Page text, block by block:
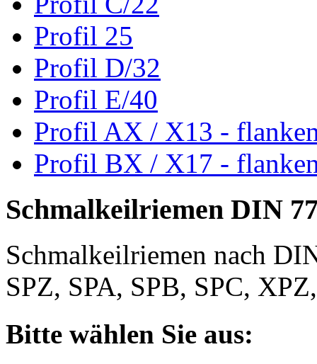
Profil 25
Profil D/32
Profil E/40
Profil AX / X13 -
Profil BX / X17 -
Schmalkeilriemen DIN
Schmalkeilriemen nach
SPZ, SPA, SPB, SPC,
Bitte wählen Sie aus: